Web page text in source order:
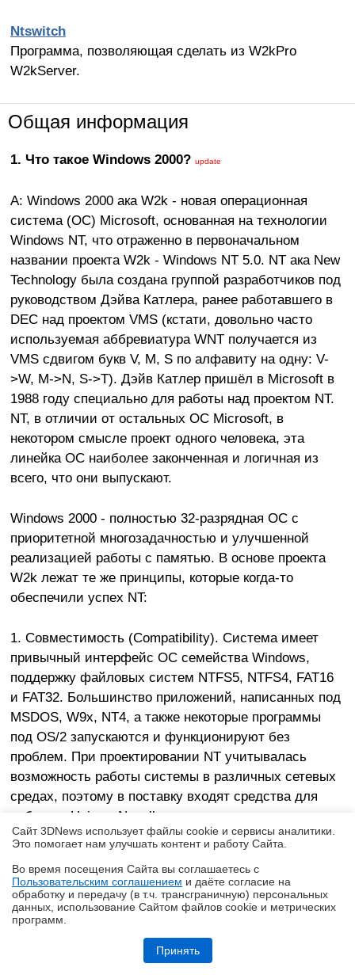
Кремний-углеродные батареи становятся массовыми
Ntswitch
Программа, позволяющая сделать из W2kPro
W2kServer.
Общая информация
1. Что такое Windows 2000? update
A: Windows 2000 ака W2k - новая операционная
система (ОС) Microsoft, основанная на технологии
Windows NT, что отраженно в первоначальном
названии проекта W2k - Windows NT 5.0. NT ака New
Technology была создана группой разработчиков под
руководством Дэйва Катлера, ранее работавшего в
DEC над проектом VMS (кстати, довольно часто
используемая аббревиатура WNT получается из
VMS сдвигом букв V, M, S по алфавиту на одну: V-
>W, M->N, S->T). Дэйв Катлер пришёл в Microsoft в
1988 году специально для работы над проектом NT.
NT, в отличии от остальных OC Microsoft, в
некотором смысле проект одного человека, эта
линейка ОС наиболее законченная и логичная из
всего, что они выпускают.
Windows 2000 - полностью 32-разрядная ОС с
приоритетной многозадачностью и улучшенной
реализацией работы с памятью. В основе проекта
W2k лежат те же принципы, которые когда-то
обеспечили успех NT:
1. Совместимость (Compatibility). Система имеет
привычный интерфейс ОС семейства Windows,
поддержку файловых систем NTFS5, NTFS4, FAT16
и FAT32. Большинство приложений, написанных под
MSDOS, W9x, NT4, а также некоторые программы
под OS/2 запускаются и функционируют без
проблем. При проектировании NT учитывалась
возможность работы системы в различных сетевых
средах, поэтому в поставку входят средства для
работы в Unix- и Novell-сетях.
различных процессорах семейства x86
производства Intel и AMD. Благодаря структуре ОС
возможна реализация поддержки процессоров
других архитектур, но это потребует некоторых
Сайт 3DNews использует файлы cookie и сервисы аналитики.
Это помогает нам улучшать контент и работу Cайта.
Во время посещения Cайта вы соглашаетесь с
Пользовательским соглашением и даёте согласие на
обработку и передачу (в т.ч. трансграничную) персональных
данных, использование Cайтом файлов cookie и метрических
программ.
Принять